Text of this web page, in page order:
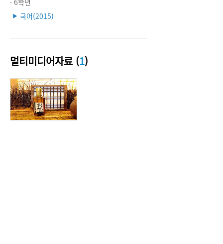
· 6학년
▶ 국어(2015)
멀티미디어자료 (1)